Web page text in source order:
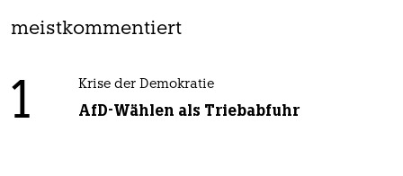
meistkommentiert
1 Krise der Demokratie
AfD-Wählen als Triebabfuhr